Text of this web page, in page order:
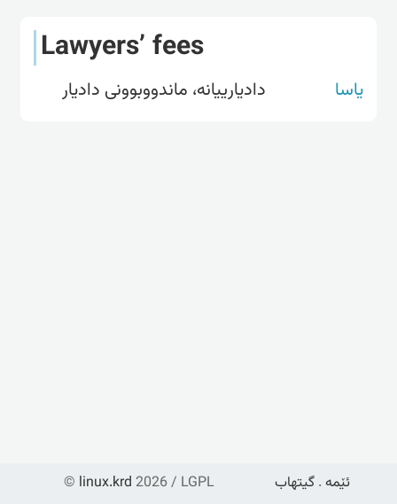
Lawyers’ fees
یاسا دادیارییانە، ماندووبوونی دادیار
© linux.krd 2026 / LGPL ئێمە . گیتهاب